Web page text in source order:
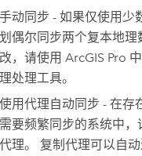
手动同步 - 如果仅使用少
划偶尔同步两个复本地理
改，请使用 ArcGIS Pro
理处理工具。
使用代理自动同步 - 在存
需要频繁同步的系统中，
代理。 复制代理可以自